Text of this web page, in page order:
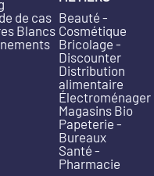
de cas
Blancs
Beauté -
Cosmétique
Bricolage -
Discounter
Distribution
alimentaire
Électroménager
Magasins Bio
Papeterie -
Bureaux
Santé -
Pharmacie